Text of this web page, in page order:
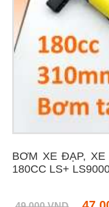
BƠM XE ĐẠP, XE
180CC LS+